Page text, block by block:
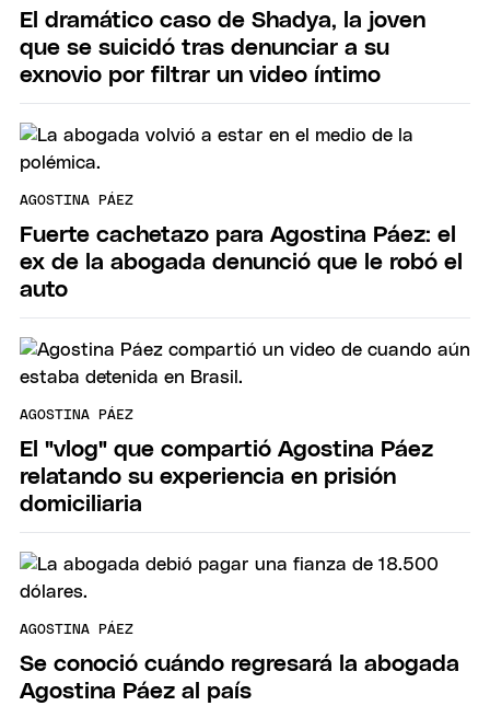
El dramático caso de Shadya, la joven
que se suicidó tras denunciar a su
exnovio por filtrar un video íntimo
AGOSTINA PÁEZ
Fuerte cachetazo para Agostina Páez: el
ex de la abogada denunció que le robó el
auto
AGOSTINA PÁEZ
El "vlog" que compartió Agostina Páez
relatando su experiencia en prisión
domiciliaria
AGOSTINA PÁEZ
Se conoció cuándo regresará la abogada
Agostina Páez al país